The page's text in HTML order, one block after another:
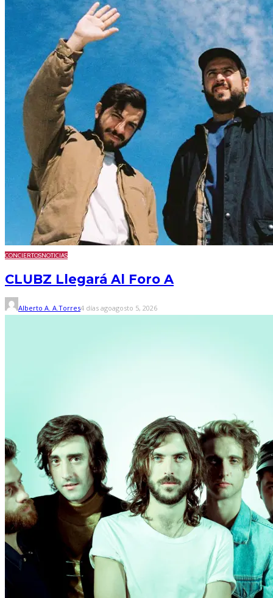
CONCIERTOSNOTICIAS
CLUBZ Llegará Al Foro A
Alberto A. A.Torres4 días agoagosto 5, 2026